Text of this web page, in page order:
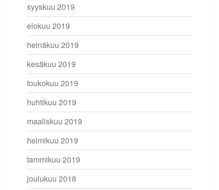
syyskuu 2019
elokuu 2019
heinäkuu 2019
kesäkuu 2019
toukokuu 2019
huhtikuu 2019
maaliskuu 2019
helmikuu 2019
tammikuu 2019
joulukuu 2018